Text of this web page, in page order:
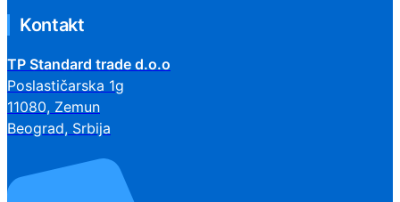
Kontakt
TP Standard trade d.o.o
Poslastičarska 1g
11080, Zemun
Beograd, Srbija